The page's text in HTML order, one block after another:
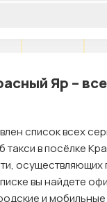
Яр –
список всех
такси в посёлке
осуществляющих
вы найдете
и